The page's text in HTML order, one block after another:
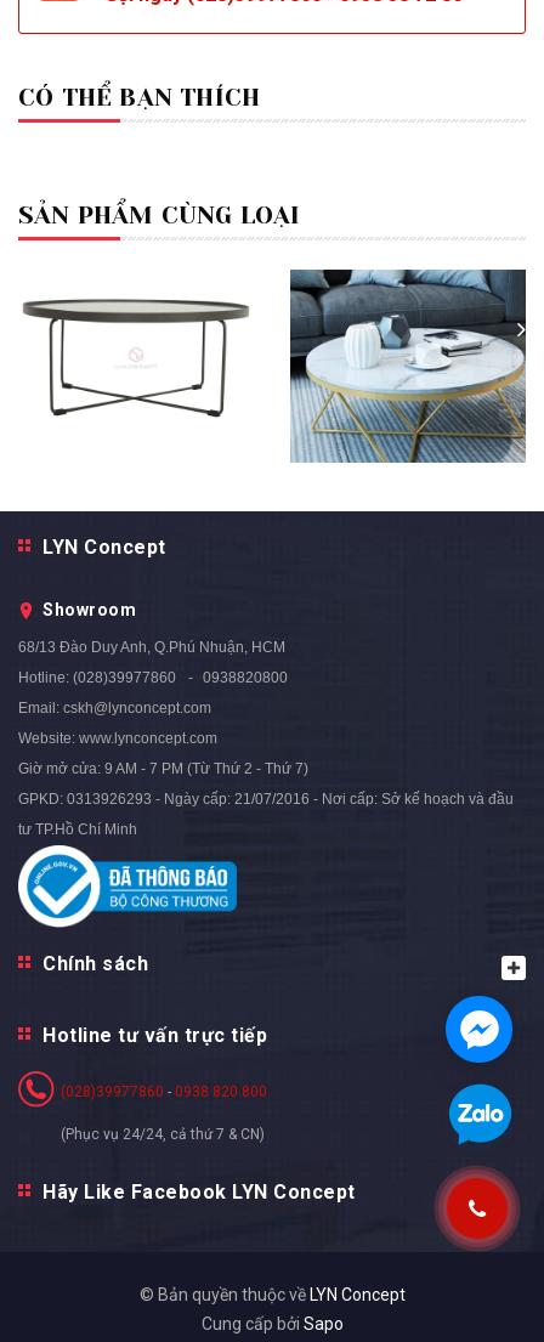
CÓ THỂ BẠN THÍCH
SẢN PHẨM CÙNG LOẠI
Chéo Sơn Đen - BT74K
3.490.000₫
LYN Concept
Showroom
68/13 Đào Duy Anh, Q.Phú Nhuận, HCM
Hotline: (028)39977860
0938820800
Email: cskh@lynconcept.com
Website: www.lynconcept.com
Giờ mở cửa: 9 AM - 7 PM (Từ Thứ 2 - Thứ 7)
GPKD: 0313926293 - Ngày cấp: 21/07/2016 - Nơi cấp: Sở kế hoạch và đầu
tư TP.Hồ Chí Minh
Chính sách
Hotline tư vấn trực tiếp
(028)39977860 - 0938 820 800
(Phục vụ 24/24, cả thứ 7 & CN)
Hãy Like Facebook LYN Concept
© Bản quyền thuộc về LYN Concept
Cung cấp bởi Sapo